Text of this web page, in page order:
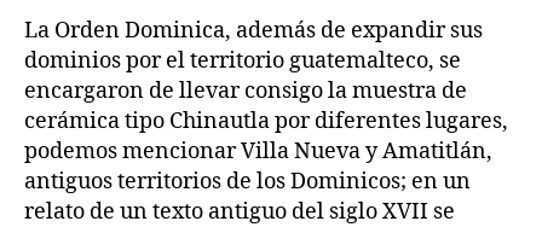
La Orden Dominica, además de expandir sus
dominios por el territorio guatemalteco, se
encargaron de llevar consigo la muestra de
cerámica tipo Chinautla por diferentes lugares,
podemos mencionar Villa Nueva y Amatitlán,
antiguos territorios de los Dominicos; en un
relato de un texto antiguo del siglo XVII se